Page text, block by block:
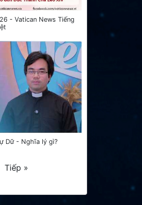
- Vatican News Tiếng
Dữ - Nghĩa lý gì?
Tiếp »